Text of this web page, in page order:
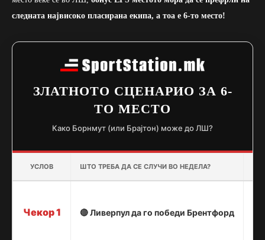
следната највисоко пласирана екипа, а тоа е 6-то место!
ЗЛАТНОТО СЦЕНАРИО ЗА 6-
ТО МЕСТО
Како Борнмут (или Брајтон) може до ЛШ?
УСЛОВ ШТО ТРЕБА ДА СЕ СЛУЧИ ВО НЕДЕЛА?
Чекор 1 🔴 Ливерпул да го победи Брентфорд